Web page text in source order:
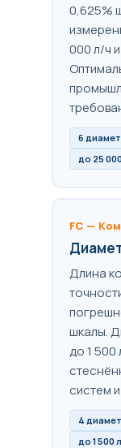
0,625%
000 л/ч
6
до 25
FC —
Длина
шкалы.
до 1 500
систем
4
до 1 500